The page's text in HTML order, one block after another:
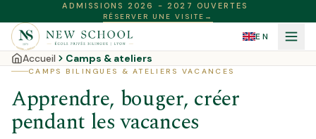
ADMISSIONS 2026 - 2027 OUVERTES
RÉSERVER UNE VISITE →
EN
Accueil Camps & ateliers
CAMPS BILINGUES & ATELIERS VACANCES
Apprendre, bouger, créer
pendant les vacances